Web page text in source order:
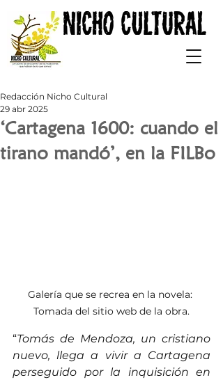
‘Cartagena 1600: cuando el
tirano mandó’, en la FILBo
Redacción Nicho Cultural
29 abr 2025
Galería que se recrea en la novela:
Tomada del sitio web de la obra.
“Tomás de Mendoza, un cristiano
nuevo, llega a vivir a Cartagena
perseguido por la inquisición en